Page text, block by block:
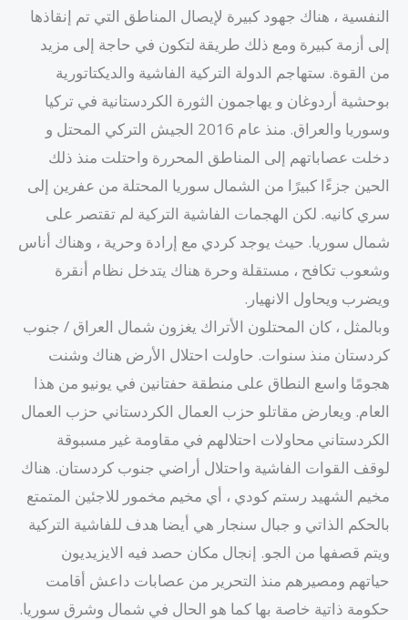
النفسية ، هناك جهود كبيرة لإيصال المناطق التي تم إنقاذها
إلى أزمة كبيرة ومع ذلك طريقة لتكون في حاجة إلى مزيد
من القوة. ستهاجم الدولة التركية الفاشية والديكتاتورية
بوحشية أردوغان و يهاجمون الثورة الكردستانية في تركيا
وسوريا والعراق. منذ عام 2016 الجيش التركي المحتل و
دخلت عصاباتهم إلى المناطق المحررة واحتلت منذ ذلك
الحين جزءًا كبيرًا من الشمال سوريا المحتلة من عفرين إلى
سري كانيه. لكن الهجمات الفاشية التركية لم تقتصر على
شمال سوريا. حيث يوجد كردي مع إرادة وحرية ، وهناك أناس
وشعوب تكافح ، مستقلة وحرة هناك يتدخل نظام أنقرة
ويضرب ويحاول الانهيار.
وبالمثل ، كان المحتلون الأتراك يغزون شمال العراق / جنوب
كردستان منذ سنوات. حاولت احتلال الأرض هناك وشنت
هجومًا واسع النطاق على منطقة حفتانين في يونيو من هذا
العام. ويعارض مقاتلو حزب العمال الكردستاني حزب العمال
الكردستاني محاولات احتلالهم في مقاومة غير مسبوقة
لوقف القوات الفاشية واحتلال أراضي جنوب كردستان. هناك
مخيم الشهيد رستم كودي ، أي مخيم مخمور للاجئين المتمتع
بالحكم الذاتي و جبال سنجار هي أيضا هدف للفاشية التركية
ويتم قصفها من الجو. إنجال مكان حصد فيه الايزيديون
حياتهم ومصيرهم منذ التحرير من عصابات داعش أقامت
حكومة ذاتية خاصة بها كما هو الحال في شمال وشرق سوريا.